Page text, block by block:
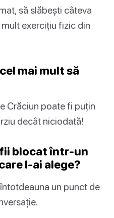
să slăbești câteva
exercițiu fizic din
mai mult să
Crăciun poate fi puțin
decât niciodată!
fii blocat într-un
l-ai alege?
un punct de